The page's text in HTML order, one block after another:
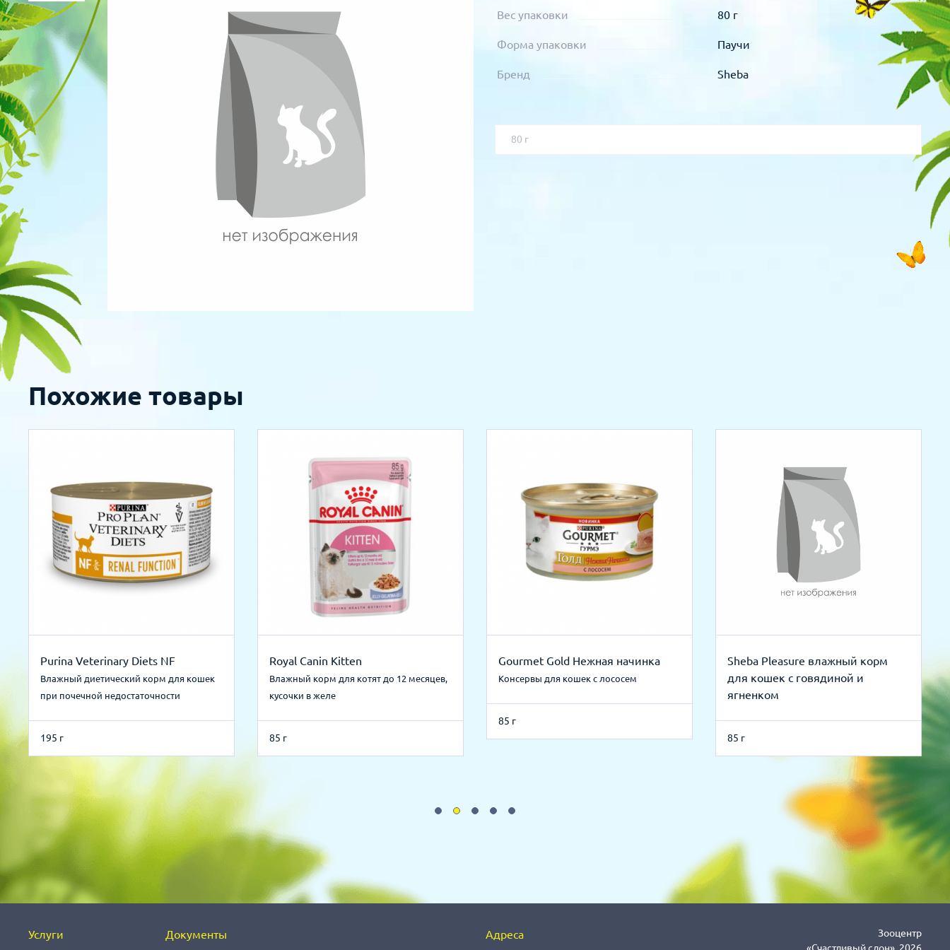
Для рыбок
Для рептилий Обследование
Лаборатория
Стоматология
Вес упаковки 80 г
Форма упаковки Паучи
Бренд Sheba
80 г
Похожие товары
Purina Veterinary Diets NF
Влажный диетический корм для кошек
при почечной недостаточности
195 г
Royal Canin Kitten
Влажный корм для котят до 12 месяцев,
кусочки в желе
85 г
Gourmet Gold Нежная начинка
Консервы для кошек с лососем
85 г
Sheba Pleasure влажный корм
для кошек с говядиной и
ягненком
85 г
Услуги Документы Адреса
Зооцентр